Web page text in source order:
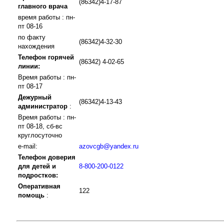
главного врача
(86342)4-17-87
время работы : пн-
пт 08-16
по факту
нахождения
(86342)4-32-30
Телефон горячей
линии:
(86342) 4-02-65
Время работы : пн-
пт 08-17
Дежурный
администратор :
(86342)4-13-43
Время работы : пн-
пт 08-18, сб-вс
круглосуточно
e-mail:
azovcgb@yandex.ru
Телефон доверия
для детей и
подростков:
8-800-200-0122
Оперативная
помощь :
122